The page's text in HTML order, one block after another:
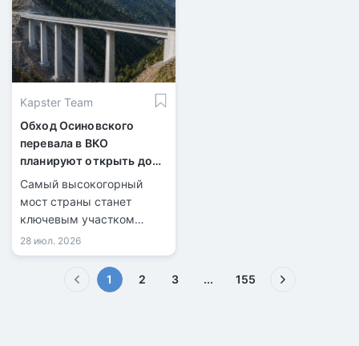
Kapster Team
Обход Осиновского
перевала в ВКО
планируют открыть до
конца 2026 года
Самый высокогорный
мост страны станет
ключевым участком
новой трассы.
28 июл. 2026
1 (текущая)
2 3 ... 155